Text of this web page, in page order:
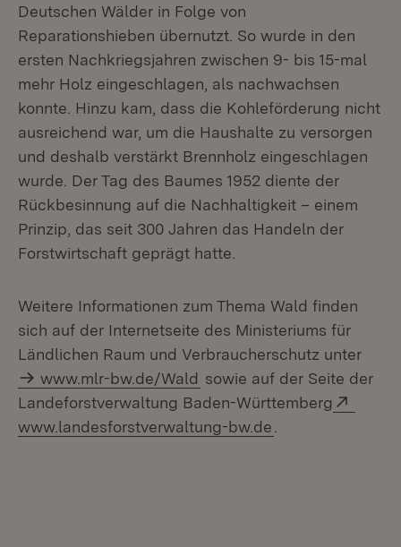
Deutschen Wälder in Folge von
Reparationshieben übernutzt. So wurde in den
ersten Nachkriegsjahren zwischen 9- bis 15-mal
mehr Holz eingeschlagen, als nachwachsen
konnte. Hinzu kam, dass die Kohleförderung nicht
ausreichend war, um die Haushalte zu versorgen
und deshalb verstärkt Brennholz eingeschlagen
wurde. Der Tag des Baumes 1952 diente der
Rückbesinnung auf die Nachhaltigkeit – einem
Prinzip, das seit 300 Jahren das Handeln der
Forstwirtschaft geprägt hatte.
Weitere Informationen zum Thema Wald finden
sich auf der Internetseite des Ministeriums für
Ländlichen Raum und Verbraucherschutz unter
www.mlr-bw.de/Wald sowie auf der Seite der
Landeforstverwaltung Baden-Württemberg
www.landesforstverwaltung-bw.de